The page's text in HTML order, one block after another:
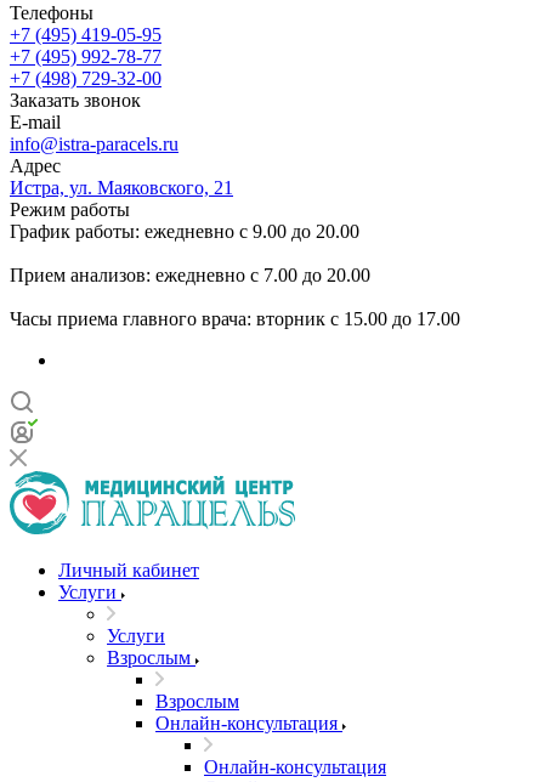
Телефоны
+7 (495) 419-05-95
+7 (495) 992-78-77
+7 (498) 729-32-00
Заказать звонок
E-mail
info@istra-paracels.ru
Адрес
Истра, ул. Маяковского, 21
Режим работы
График работы: ежедневно с 9.00 до 20.00
Прием анализов: ежедневно с 7.00 до 20.00
Часы приема главного врача: вторник с 15.00 до 17.00
Личный кабинет
Услуги
Услуги
Взрослым
Взрослым
Онлайн-консультация
Онлайн-консультация